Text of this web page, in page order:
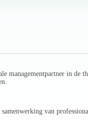
managementpartner in
van